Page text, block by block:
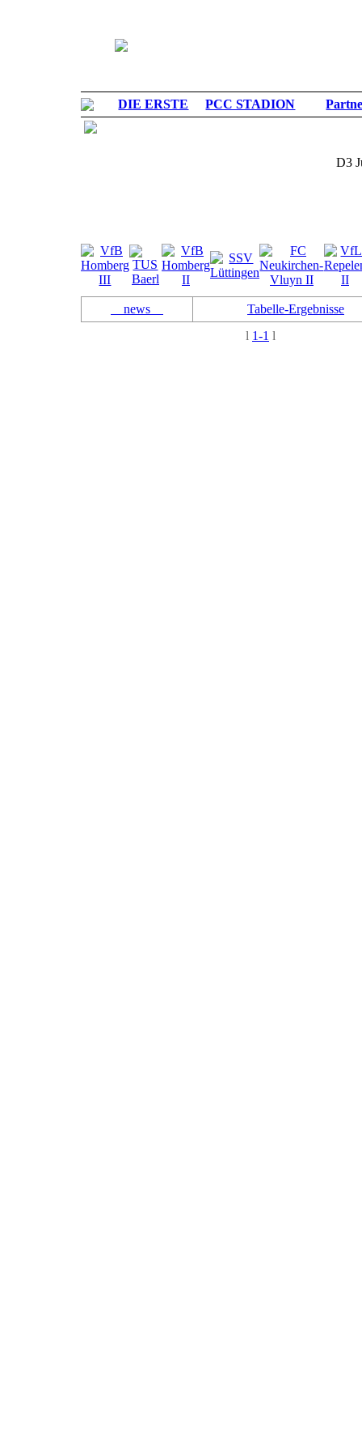
DIE ERSTE PCC STADION
D3
news
Tabelle-Ergebnisse
l 1-1 l